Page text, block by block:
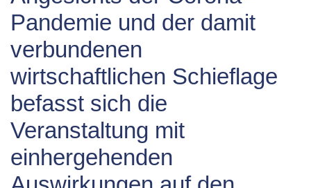
Pandemie und der damit
verbundenen
wirtschaftlichen Schieflage
befasst sich die
Veranstaltung mit
einhergehenden